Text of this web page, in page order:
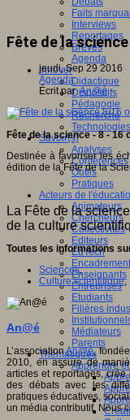
Faits
Interviews
Reportages
Brèves
Agenda
Innover
Didactique
Dispositifs
Pédagogie
Recherche
Technologies
Savoir(s)
Analyses
Conférences
Outils
Pratiques
Acteurs de
Animateurs
Chercheurs
Collectivités
Editeurs
EdTech
Encadrement
Enseignants
Entreprises
Etudiants
Filières
Médiateurs
Parents
Thématiques
Apprendre
Fête de la
jeudi, Sep 29 2016
Agenda
Écrit parAn@é
Fête de la science - 8 - 16
Destinée à favoriser les
édition de la Fête de la
La Fête de la
de la culture
Toutes les informations
Sciences,
Culture scientifique,
An@é
L’associationAn@é,
2010, en assure de
articles et reportages,
des débats avec les
pratiques éducatives,
un média contributif. Nous